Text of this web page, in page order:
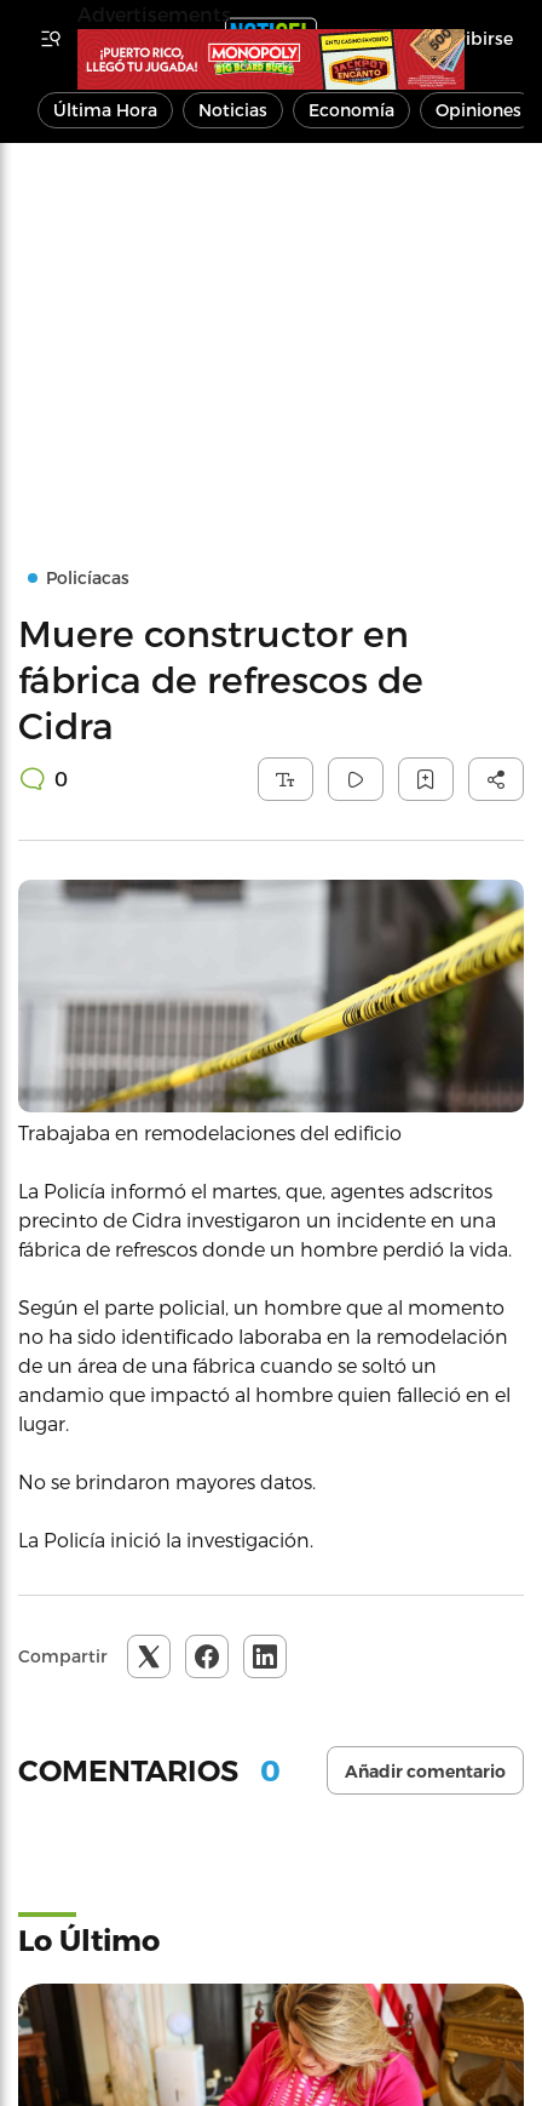
Inscribirse
Última Hora Noticias Economía Opiniones
Policíacas
Muere constructor en
fábrica de refrescos de
Cidra
0
Trabajaba en remodelaciones del edificio
La Policía informó el martes, que, agentes adscritos
precinto de Cidra investigaron un incidente en una
fábrica de refrescos donde un hombre perdió la vida.
Según el parte policial, un hombre que al momento
no ha sido identificado laboraba en la remodelación
de un área de una fábrica cuando se soltó un
andamio que impactó al hombre quien falleció en el
lugar.
No se brindaron mayores datos.
La Policía inició la investigación.
Compartir
COMENTARIOS 0 Añadir comentario
Lo Último
Advertisements